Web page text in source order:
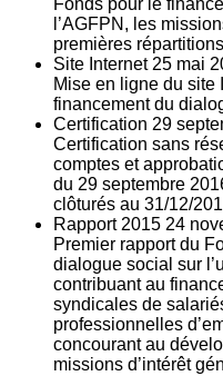
Fonds pour le
l’AGFPN, les
premières
Site Internet 25 mai
Mise en ligne du site
financement du
Certification 29
Certification sans
comptes et
du 29 septembre
clôturés au 31/12/
Rapport 2015 24
Premier rapport du
dialogue social sur
contribuant au
syndicales de
professionnelles
concourant au
missions d’intérêt